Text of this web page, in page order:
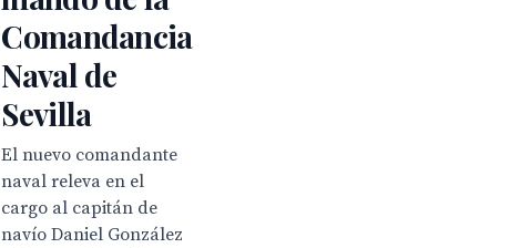
Comandancia
Naval de
Sevilla
El nuevo comandante
naval releva en el
cargo al capitán de
navío Daniel González